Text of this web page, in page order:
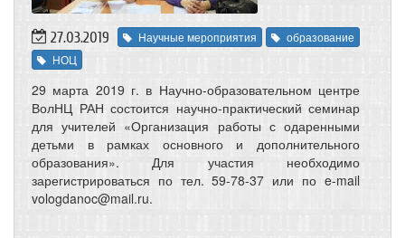
27.03.2019 Научные мероприятия
образование
НОЦ
29 марта 2019 г. в Научно-образовательном центре
ВолНЦ РАН состоится научно-практический семинар
для учителей «Организация работы с одаренными
детьми в рамках основного и дополнительного
образования». Для участия необходимо
зарегистрироваться по тел. 59-78-37 или по e-mail
vologdanoc@mail.ru.